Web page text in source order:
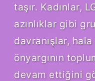
taşır. Kadınlar,
azınlıklar gibi
davranışlar,
önyargının
devam ettiğini